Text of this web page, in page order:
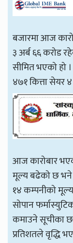
बजारमा आज
३ अर्ब ६६ करोड
सीमित भएको
४७१ कित्ता सेयर
आज कारोबार
मूल्य बढेको छ भने
१४ कम्पनीको
सोपान
कमाउने सूचीका
प्रतिशतले वृद्धि